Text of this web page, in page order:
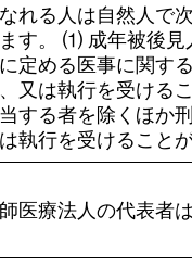
れる人は自然人で
す。 ⑴ 成年被後
定める医事に関す
又は執行を受ける
する者を除くほか
執行を受けること
医療法人の代表者